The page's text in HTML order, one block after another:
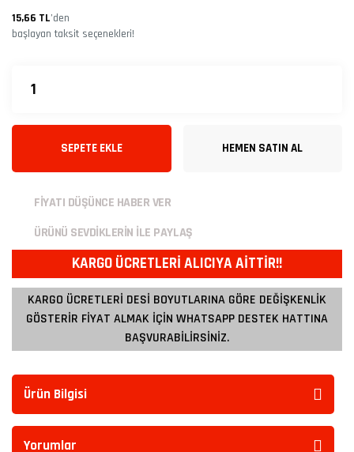
15,66 TL’den
başlayan taksit seçenekleri!
SEPETE EKLE HEMEN SATIN AL
FİYATI DÜŞÜNCE HABER VER
ÜRÜNÜ SEVDİKLERİN İLE PAYLAŞ
KARGO ÜCRETLERİ ALICIYA AİTTİR!!
KARGO ÜCRETLERİ DESİ BOYUTLARINA GÖRE DEĞİŞKENLİK
GÖSTERİR FİYAT ALMAK İÇİN WHATSAPP DESTEK HATTINA
BAŞVURABİLİRSİNİZ.
Ürün Bilgisi
Yorumlar